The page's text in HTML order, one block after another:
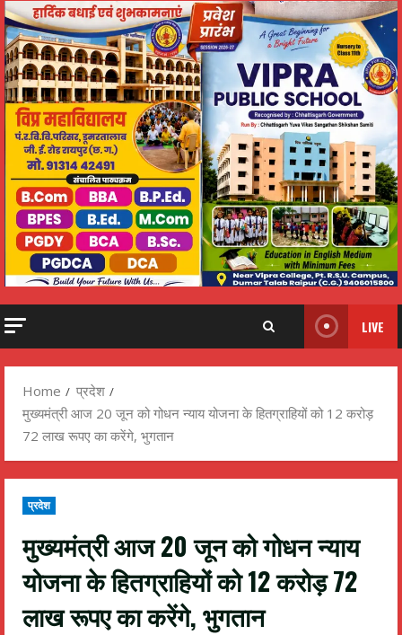
LIVE
Home
प्रदेश
मुख्यमंत्री आज 20 जून को गोधन न्याय योजना के हितग्राहियों को 12 करोड़
72 लाख रूपए का करेंगे, भुगतान
प्रदेश
मुख्यमंत्री आज 20 जून को गोधन न्याय
योजना के हितग्राहियों को 12 करोड़ 72
लाख रूपए का करेंगे, भुगतान